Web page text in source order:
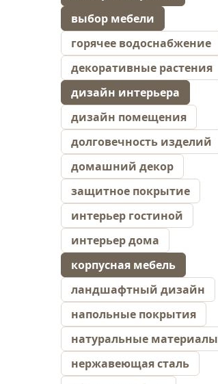
выбор мебели
горячее водоснабжение
декоративные растения
дизайн интерьера
дизайн помещения
долговечность изделий
домашний декор
защитное покрытие
интерьер гостиной
интерьер дома
корпусная мебель
ландшафтный дизайн
напольные покрытия
натуральные материалы
нержавеющая сталь